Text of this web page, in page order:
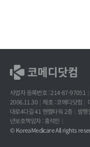
사업자 등록번호 : 214-87-97051
2006.11.30
제호 : 코메디닷컴
대로4다길 41 헨켈타워 2층
발행
년보호책임자 : 홍석민
© KoreaMedicare All rights